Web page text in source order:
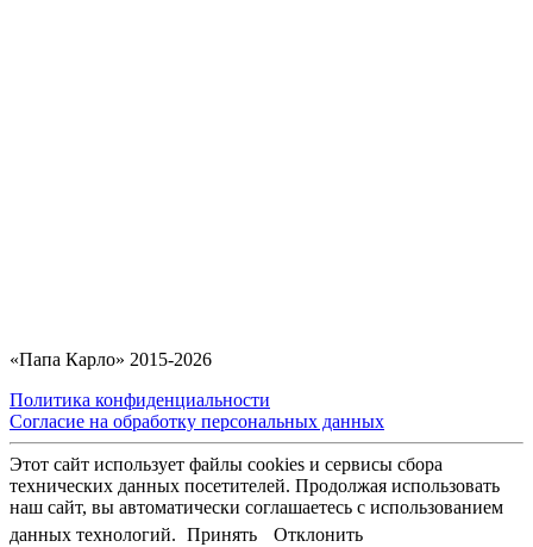
«Папа Карло» 2015-2026
Политика конфиденциальности
Согласие на обработку персональных данных
Этот сайт использует файлы cookies и сервисы сбора
технических данных посетителей. Продолжая использовать
наш сайт, вы автоматически соглашаетесь с использованием
данных технологий. Принять Отклонить